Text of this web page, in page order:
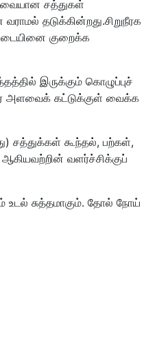
சத்துகள்
தடுக்கின்றது.சிறுநீரக
குறைக்க
இருக்கும் கொழுப்புச்
அளவைக் கட்டுக்குள் வைக்க
சத்துக்கள் கூந்தல், பற்கள்,
வளர்ச்சிக்குப்
உடல் சுத்தமாகும். தோல் நோய்